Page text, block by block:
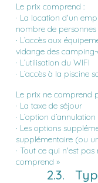
Le prix comprend :
· La location d'un
nombre de personnes
· L’accès aux
vidange des
· L’utilisation du WIFI
· L’accès à la piscine
Le prix ne comprend
· La taxe de séjour
· L’option
· Les options
supplémentaire (ou
· Tout ce qui n'est
comprend »
2.3.